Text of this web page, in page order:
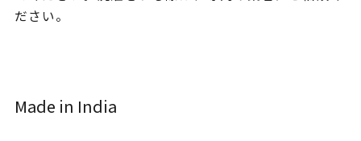
ださい。
Made in India